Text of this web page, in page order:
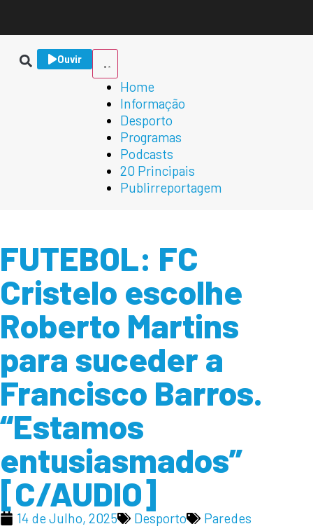
Home
Informação
Desporto
Programas
Podcasts
20 Principais
Publirreportagem
Ouvir
FUTEBOL: FC
Cristelo escolhe
Roberto Martins
para suceder a
Francisco Barros.
“Estamos
entusiasmados”
[C/AUDIO]
14 de Julho, 2025 Desporto Paredes